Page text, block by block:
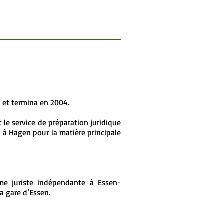
termina en 2004.
le service de préparation juridique
Hagen pour la matière principale
juriste indépendante à Essen-
d’Essen.